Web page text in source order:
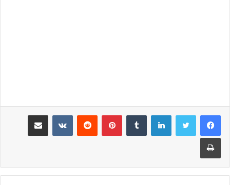
لينكدإن بينتيريست